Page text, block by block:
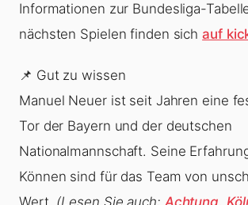
Informationen zur Bundesliga-
nächsten Spielen finden sichauf
📌 Gut zu wissen
Manuel Neuer ist seit Jahren eine
Tor der Bayern und der deutschen
Nationalmannschaft. Seine
Können sind für das Team von